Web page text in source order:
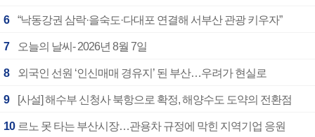
6 “낙동강권 삼락·을숙도·다대포 연결해 서부산 관광 키우자”
7 오늘의 날씨- 2026년 8월 7일
8 외국인 선원 ‘인신매매 경유지’ 된 부산…우려가 현실로
9 [사설] 해수부 신청사 북항으로 확정, 해양수도 도약의 전환점
10 르노 못 타는 부산시장…관용차 규정에 막힌 지역기업 응원